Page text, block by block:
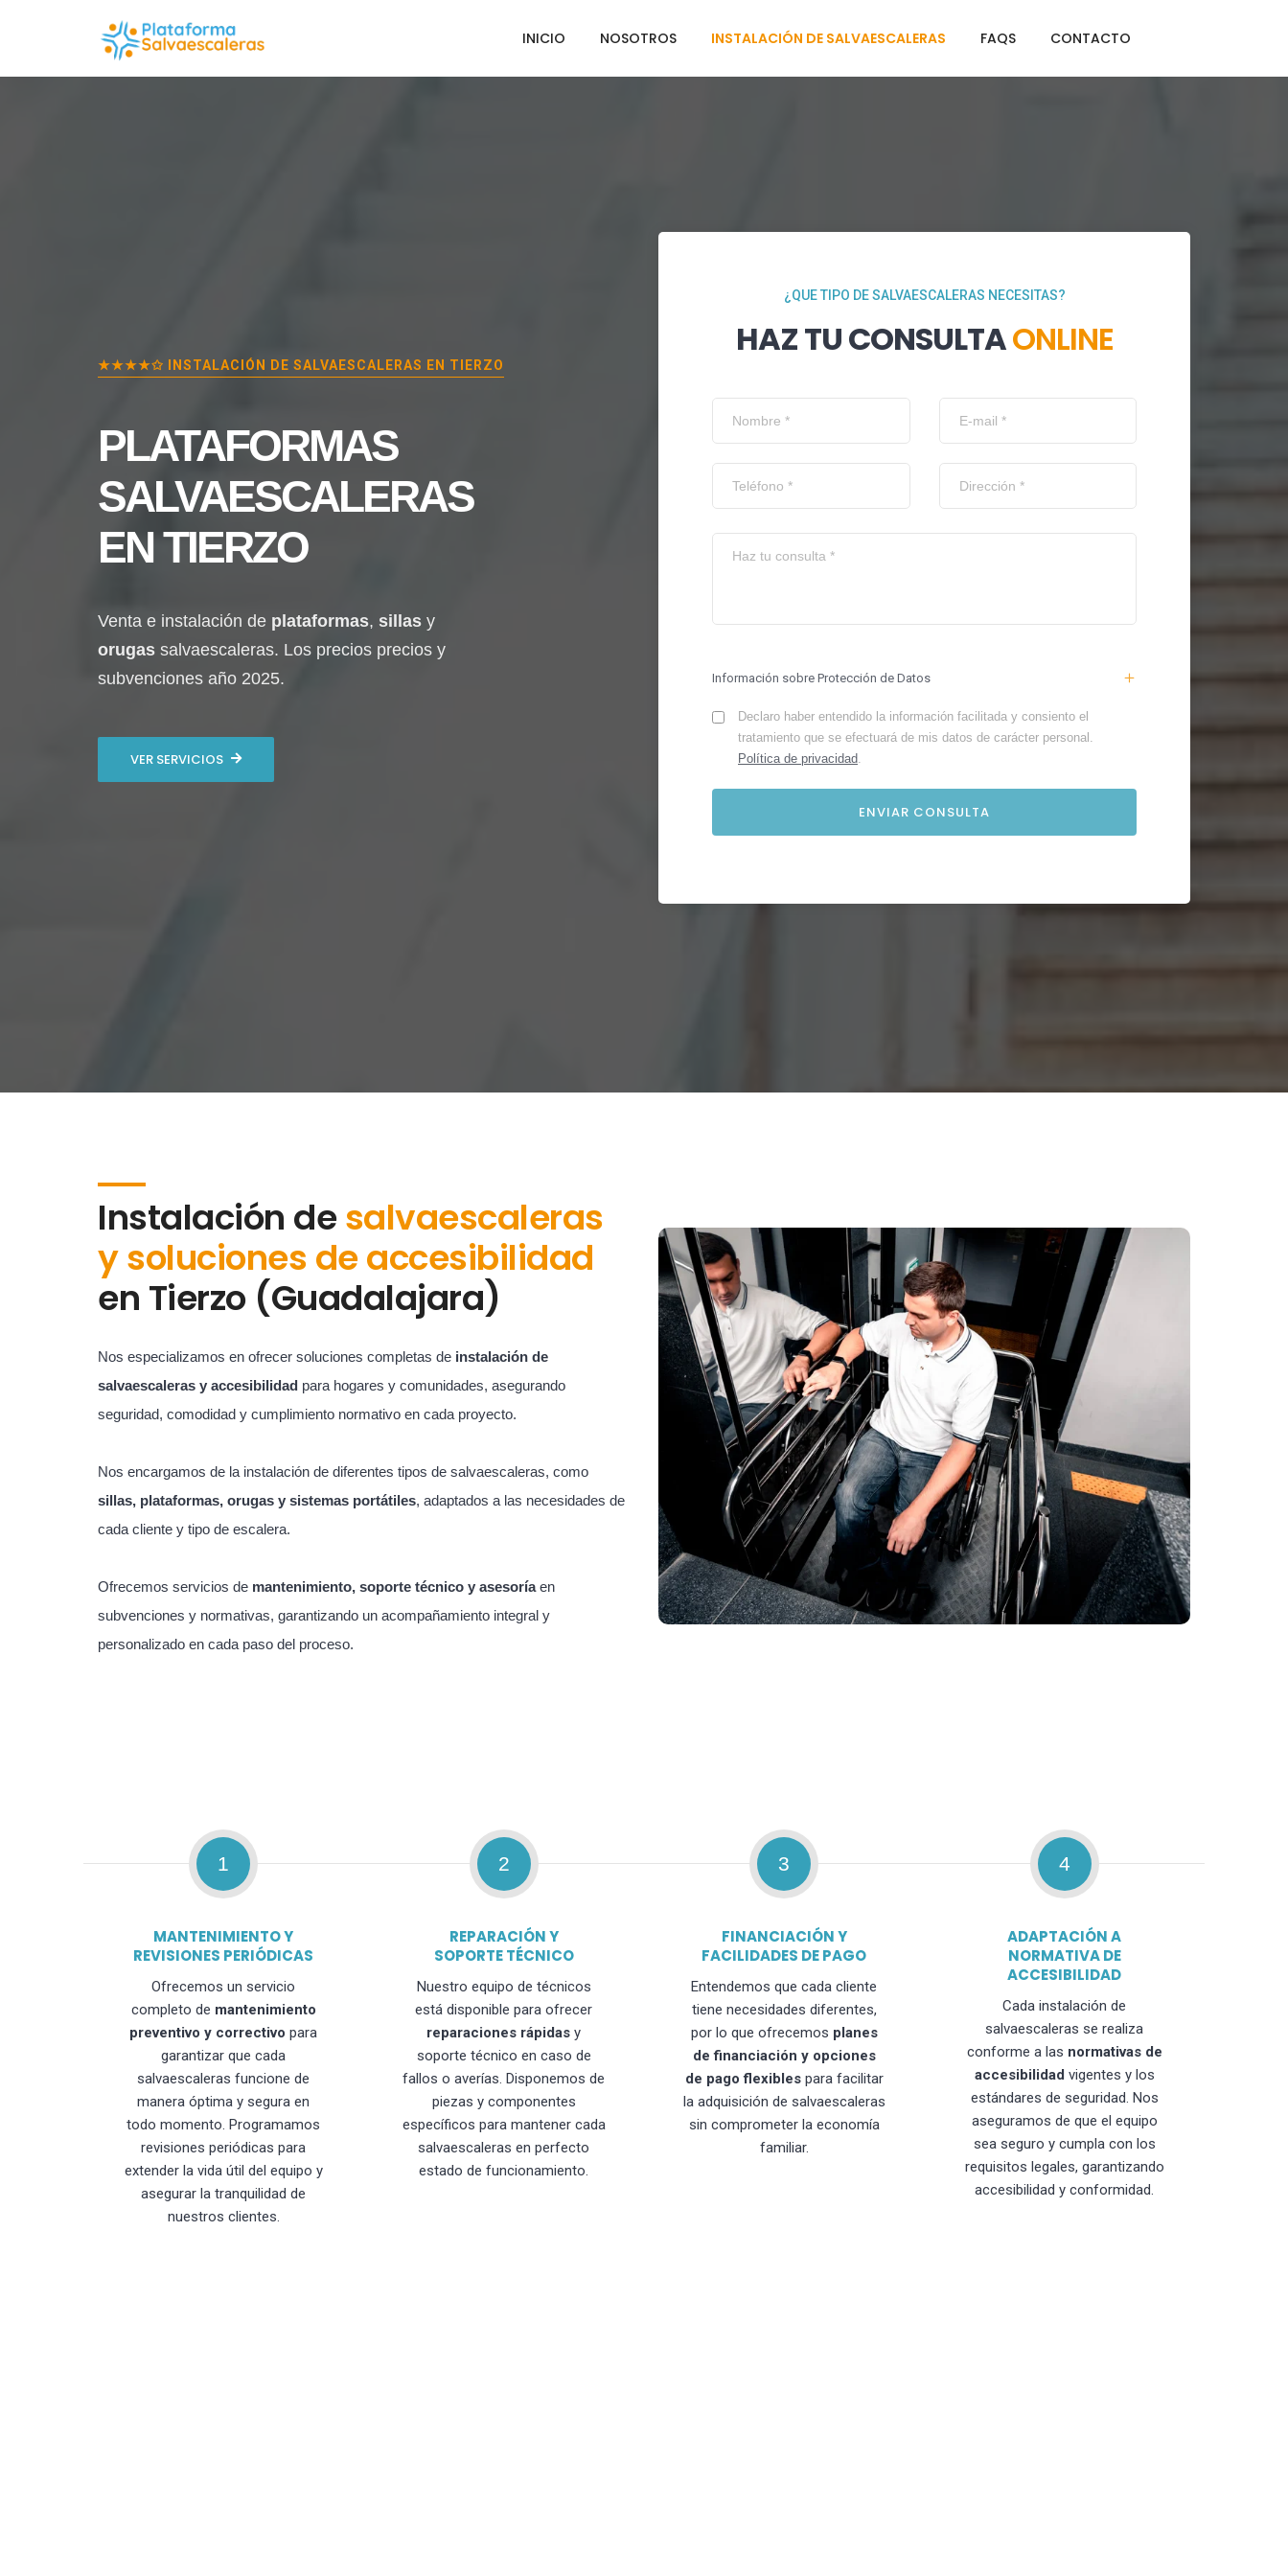
INICIO NOSOTROS INSTALACIÓN DE SALVAESCALERAS FAQS CONTACTO
★★★★✩ INSTALACIÓN DE SALVAESCALERAS EN TIERZO
PLATAFORMAS
SALVAESCALERAS
ENTIERZO
Venta e instalación de plataformas, sillas y
orugas salvaescaleras. Los precios precios y
subvenciones año 2025.
VER SERVICIOS
¿QUE TIPO DE SALVAESCALERAS NECESITAS?
HAZ TU CONSULTAONLINE
Información sobre Protección de Datos
Declaro haber entendido la información facilitada y consiento el
tratamiento que se efectuará de mis datos de carácter personal.
Política de privacidad.
Instalación desalvaescaleras
y soluciones de accesibilidad
en Tierzo (Guadalajara)
Nos especializamos en ofrecer soluciones completas de instalación de
salvaescaleras y accesibilidad para hogares y comunidades, asegurando
seguridad, comodidad y cumplimiento normativo en cada proyecto.
Nos encargamos de la instalación de diferentes tipos de salvaescaleras, como
sillas, plataformas, orugas y sistemas portátiles, adaptados a las necesidades de
cada cliente y tipo de escalera.
Ofrecemos servicios de mantenimiento, soporte técnico y asesoríaen
subvenciones y normativas, garantizando un acompañamiento integral y
personalizado en cada paso del proceso.
1
MANTENIMIENTO Y
REVISIONES PERIÓDICAS
Ofrecemos un servicio
completo de mantenimiento
preventivo y correctivo para
garantizar que cada
salvaescaleras funcione de
manera óptima y segura en
todo momento. Programamos
revisiones periódicas para
extender la vida útil del equipo y
asegurar la tranquilidad de
nuestros clientes.
2
REPARACIÓN Y
SOPORTE TÉCNICO
Nuestro equipo de técnicos
está disponible para ofrecer
reparaciones rápidas y
soporte técnico en caso de
fallos o averías. Disponemos de
piezas y componentes
específicos para mantener cada
salvaescaleras en perfecto
estado de funcionamiento.
3
FINANCIACIÓN Y
FACILIDADES DE PAGO
Entendemos que cada cliente
tiene necesidades diferentes,
por lo que ofrecemos planes
de financiación y opciones
de pago flexiblespara facilitar
la adquisición de salvaescaleras
sin comprometer la economía
familiar.
4
ADAPTACIÓN A
NORMATIVA DE
ACCESIBILIDAD
Cada instalación de
salvaescaleras se realiza
conforme a las normativas de
accesibilidad vigentes y los
estándares de seguridad. Nos
aseguramos de que el equipo
sea seguro y cumpla con los
requisitos legales, garantizando
accesibilidad y conformidad.